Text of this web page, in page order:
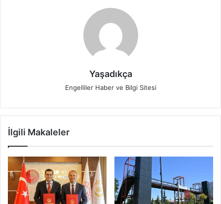
Yaşadıkça
Engelliler Haber ve Bilgi Sitesi
İlgili Makaleler